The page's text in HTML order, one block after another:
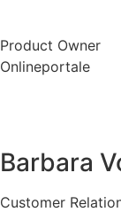
Product Owner
Onlineportale
Barbara
Customer